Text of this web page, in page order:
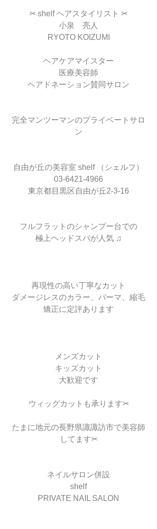
✂︎ shelf ヘアスタイリスト ✂︎
小泉　亮人
RYOTO KOIZUMI
ヘアケアマイスター
医療美容師
ヘアドネーション賛同サロン
完全マンツーマンのプライベートサロ
ン
自由が丘の美容室 shelf （シェルフ）
03-6421-4966
東京都目黒区自由が丘2-3-16
フルフラットのシャンプー台での
極上ヘッドスパが人気 ♫
再現性の高い丁寧なカット
ダメージレスのカラー、パーマ、縮毛
矯正に定評あります
メンズカット
キッズカット
大歓迎です
ウィッグカットも承ります✂︎
たまに地元の長野県諏諏訪市で美容師
してます✂︎
ネイルサロン併設
shelf
PRIVATE NAIL SALON